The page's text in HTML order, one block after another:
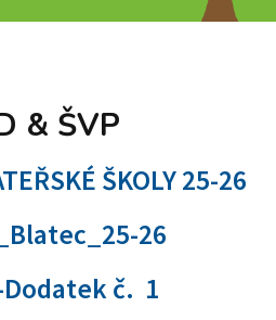
& ŠVP
ŠKOLY 25-26
26
Dodatek č. 1